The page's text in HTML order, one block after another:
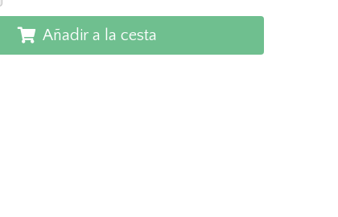
Añadir a la cesta